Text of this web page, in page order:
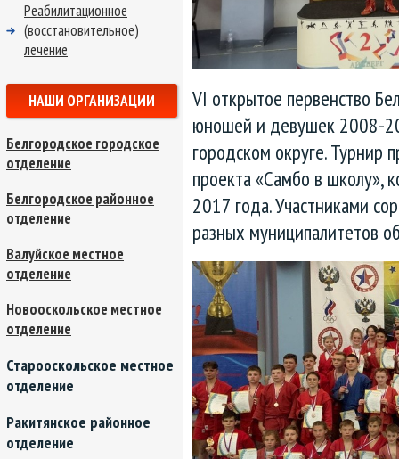
VI открытое первенство
юношей и девушек 2008-
городском округе. Турнир
проекта «Самбо в школу»,
2017 года. Участниками
разных муниципалитетов
Реабилитационное
(восстановительное)
лечение
НАШИ ОРГАНИЗАЦИИ
Белгородское городское
отделение
Белгородское районное
отделение
Валуйское местное
отделение
Новооскольское местное
отделение
Старооскольское местное
отделение
Ракитянское районное
отделение